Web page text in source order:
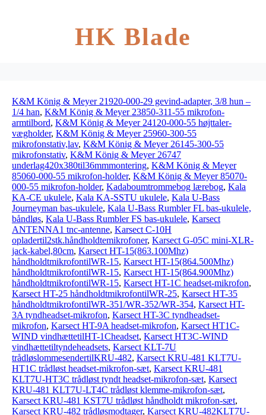
HK Blade
K&M König & Meyer 21920-000-29 gevind-adapter, 3/8 hun –
1/4 han, K&M König & Meyer 23850-311-55 mikrofon-
armtilbord, K&M König & Meyer 24120-000-55 højttaler-
vægholder, K&M König & Meyer 25960-300-55
mikrofonstativ,lav, K&M König & Meyer 26145-300-55
mikrofonstativ, K&M König & Meyer 26747
underlag420x380til36mmmontering, K&M König & Meyer
85060-000-55 mikrofon-holder, K&M König & Meyer 85070-
000-55 mikrofon-holder, Kadaboumtrommebog lærebog, Kala
KA-CE ukulele, Kala KA-SSTU ukulele, Kala U-Bass
Journeyman bas-ukulele, Kala U-Bass Rumbler FL bas-ukulele,
båndløs, Kala U-Bass Rumbler FS bas-ukulele, Karsect
ANTENNA1 tnc-antenne, Karsect C-10H
opladertil2stk.håndholdtemikrofoner, Karsect G-05C mini-XLR-
jack-kabel,80cm, Karsect HT-15(863.100Mhz)
håndholdtmikrofontilWR-15, Karsect HT-15(864.500Mhz)
håndholdtmikrofontilWR-15, Karsect HT-15(864.900Mhz)
håndholdtmikrofontilWR-15, Karsect HT-1C headset-mikrofon,
Karsect HT-25 håndholdtmikrofontilWR-25, Karsect HT-35
håndholdtmikrofontilWR-351/WR-352/WR-354, Karsect HT-
3A tyndheadset-mikrofon, Karsect HT-3C tyndheadset-
mikrofon, Karsect HT-9A headset-mikrofon, Karsect HT1C-
WIND vindhættetilHT-1Cheadset, Karsect HT3C-WIND
vindhættetiltyndeheadsets, Karsect KLT-7U
trådløslommesendertilKRU-482, Karsect KRU-481 KLT7U-
HT1C trådløst headset-mikrofon-sæt, Karsect KRU-481
KLT7U-HT3C trådløst tyndt headset-mikrofon-sæt, Karsect
KRU-481 KLT7U-LT4C trådløst klemme-mikrofon-sæt,
Karsect KRU-481 KST7U trådløst håndholdt mikrofon-sæt,
Karsect KRU-482 trådløsmodtager, Karsect KRU-482KLT7U-